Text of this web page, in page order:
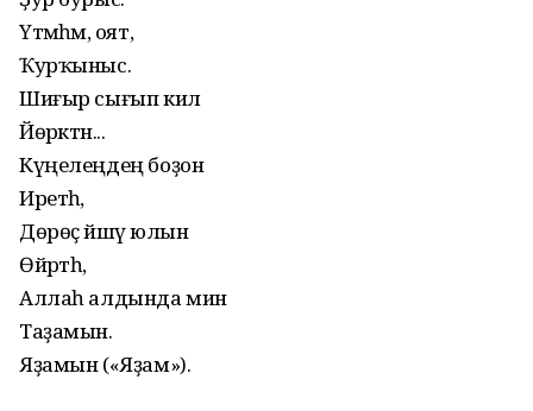
Үтәмәһәм, оят,
Ҡурҡыныс.
Шиғыр сығып килә
Йөрәктән...
Күңелеңдең боҙон
Иретһә,
Дөрөҫ йәшәү юлын
Өйрәтһә,
Аллаһ алдында мин
Таҙамын.
Яҙамын («Яҙам»).